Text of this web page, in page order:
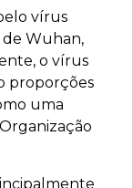
vírus
de Wuhan,
o vírus
proporções
uma